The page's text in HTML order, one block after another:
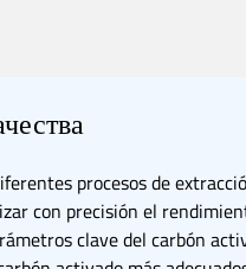
procesos de
con precisión el
clave del carbón